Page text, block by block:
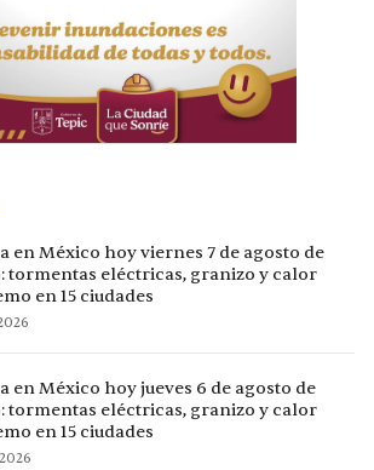
en México hoy viernes 7 de agosto de
tormentas eléctricas, granizo y calor
en 15 ciudades
en México hoy jueves 6 de agosto de
tormentas eléctricas, granizo y calor
en 15 ciudades